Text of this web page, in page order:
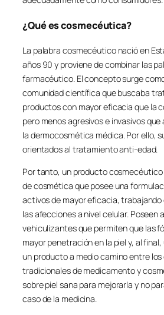
¿Qué es cosmecéutica?
La palabra cosmecéutico nació en
años 90 y proviene de combinar las
farmacéutico. El concepto surge
comunidad científica que buscaba
productos con mayor eficacia que la
pero menos agresivos e invasivos
la dermocosmética médica. Por ello,
orientados al tratamiento anti-edad.
Por tanto, un producto
de cosmética que posee una
activos de mayor eficacia, trabajando
las afecciones a nivel celular. Poseen
vehiculizantes que permiten que las
mayor penetración en la piel y, al
un producto a medio camino entre
tradicionales de medicamento y
sobre piel sana para mejorarla y no
caso de la medicina.